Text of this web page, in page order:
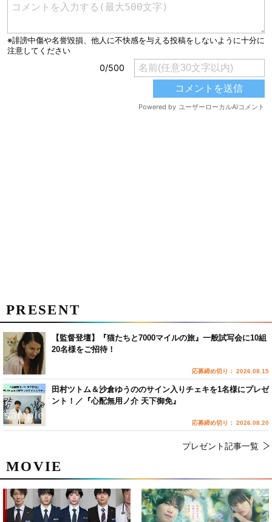
MOVIE
PRESENT
【監督登壇】『猫たちと7000マイルの旅』一般試写会に10組
20名様をご招待！
応募締め切り： 2026.08.15
田村ツトム＆沙倉ゆうののサイン入りチェキを1名様にプレゼ
ント！／『心配無用ノ介 天下御免』
応募締め切り： 2026.08.20
プレゼント記事一覧